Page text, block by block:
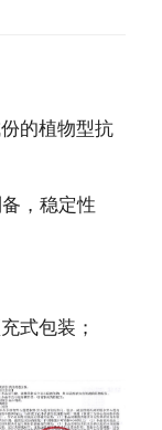
的植物型抗
，稳定性
式包装；